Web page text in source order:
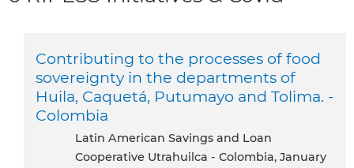
Contributing to the processes of food
sovereignty in the departments of
Huila, Caquetá, Putumayo and Tolima. -
Colombia
Latin American Savings and Loan
Cooperative Utrahuilca - Colombia, January